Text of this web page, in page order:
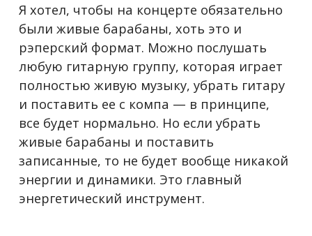
Я хотел, чтобы на концерте обязательно
были живые барабаны, хоть это и
рэперский формат. Можно послушать
любую гитарную группу, которая играет
полностью живую музыку, убрать гитару
и поставить ее с компа — в принципе,
все будет нормально. Но если убрать
живые барабаны и поставить
записанные, то не будет вообще никакой
энергии и динамики. Это главный
энергетический инструмент.